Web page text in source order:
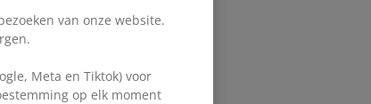
van onze website.
Meta en Tiktok) voor
op elk moment